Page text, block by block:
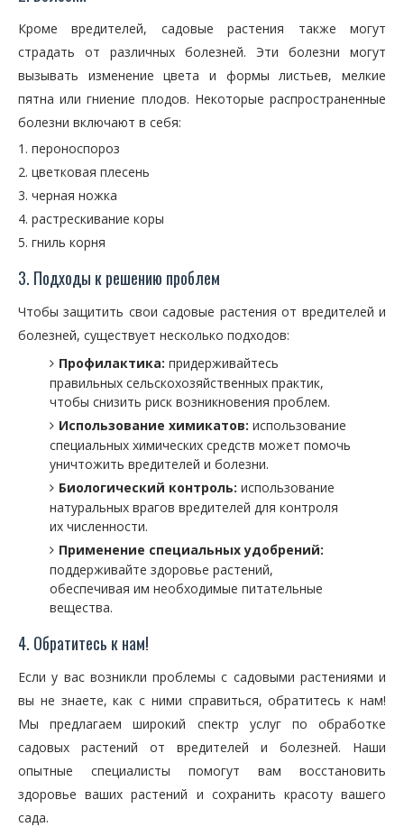
Кроме вредителей, садовые растения также могут
страдать от различных болезней. Эти болезни могут
вызывать изменение цвета и формы листьев, мелкие
пятна или гниение плодов. Некоторые распространенные
болезни включают в себя:
пероноспороз
цветковая плесень
черная ножка
растрескивание коры
гниль корня
3. Подходы к решению проблем
Чтобы защитить свои садовые растения от вредителей и
болезней, существует несколько подходов:
Профилактика: придерживайтесь
правильных сельскохозяйственных практик,
чтобы снизить риск возникновения проблем.
Использование химикатов: использование
специальных химических средств может помочь
уничтожить вредителей и болезни.
Биологический контроль: использование
натуральных врагов вредителей для контроля
их численности.
Применение специальных удобрений:
поддерживайте здоровье растений,
обеспечивая им необходимые питательные
вещества.
4. Обратитесь к нам!
Если у вас возникли проблемы с садовыми растениями и
вы не знаете, как с ними справиться, обратитесь к нам!
Мы предлагаем широкий спектр услуг по обработке
садовых растений от вредителей и болезней. Наши
опытные специалисты помогут вам восстановить
здоровье ваших растений и сохранить красоту вашего
сада.